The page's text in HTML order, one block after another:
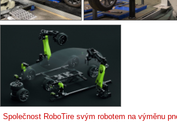
Společnost RoboTire svým robotem na výměnu